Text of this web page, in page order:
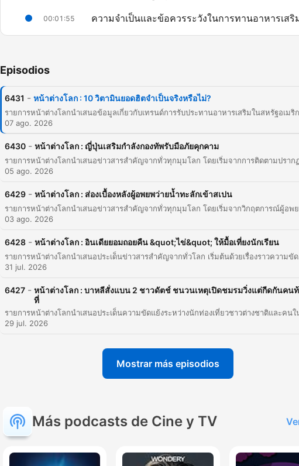
00:01:55 ความจำเป็นและข้อควรระวังในการทานอาหารเสริ
00:20:29
00:25:07 บทสรุปและช่องทางการติดตาม
Haz clic en un capítulo para ir directamente a ese momento
Destacados
อาจจะมีสิ่งปนเปื้อนอยู่หรืออาจจะไปทำปฏิกิริยากับยาที่คุณรับ
ประทานอยู่
มากเกินความจำเป็นหรืออาจส่งผลเสียต่อร่างกาย
ถั่วต่าง ๆ จำพวกนม แล้วก็โปรตีนที่ดีต่อสุขภาพเนี่ย แค่นี้ก็ค
อยากให้หัวหน้างานเรียกแรงงานเหล่านี้ด้วยชื่อของพวกเขา
00:20:29 · อธิบายถึงเป้าหมายหลักของแคมเปญในเกาหลีใต้ที่ต้องกา
สร้างความเคารพต่อแรงงานข้ามชาติ
การเรียกชื่อใครสักคนด้วยชื่ออันนี้คือเป็นอะไรที่เป็นพื้นฐาน
Episodios
6431 - หน้าต่างโลก : 10 วิตามินยอดฮิตจำเป็นจริงหรือไม่?
07 ago. 2026
6430 - หน้าต่างโลก : ญี่ปุ่นเสริมกำลังกองทัพรับมือภัยคุกคาม
05 ago. 2026
6429 - หน้าต่างโลก : ส่องเบื้องหลังผู้อพยพว่ายน้ำทะลักเข้าสเปน
03 ago. 2026
6428 - หน้าต่างโลก : อินเดียยอมถอยคืน &quot;ไข่&quot; ให้มื้อเที่ยงนักเรียน
31 jul. 2026
6427 - หน้าต่างโลก : บาหลีสั่งแบน 2 ชาวดัตช์ ชนวนเหตุเปิดชมรมวิ่งแต่กีดกันคน
ที่
29 jul. 2026
Mostrar más episodios
Más podcasts de Cine y TV